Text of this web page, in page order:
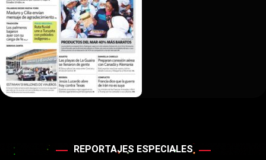
REPORTAJES ESPECIALES